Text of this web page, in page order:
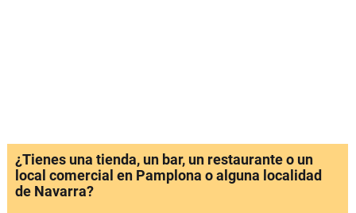
¿Tienes una tienda, un bar, un restaurante o un
local comercial en Pamplona o alguna localidad
de Navarra?